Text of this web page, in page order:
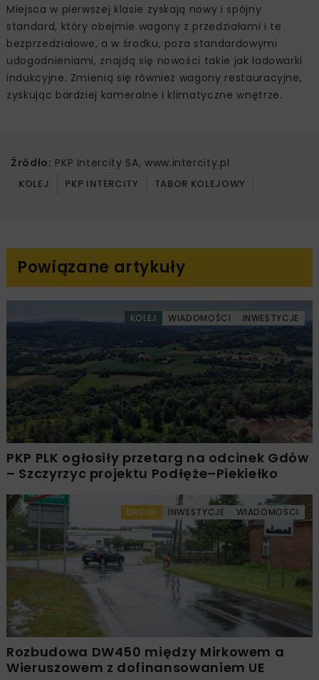
Miejsca w pierwszej klasie zyskają nowy i spójny
standard, który obejmie wagony z przedziałami i te
bezprzedziałowe, a w środku, poza standardowymi
udogodnieniami, znajdą się nowości takie jak ładowarki
indukcyjne. Zmienią się również wagony restauracyjne,
zyskując bardziej kameralne i klimatyczne wnętrze.
Źródło: PKP Intercity SA, www.intercity.pl
KOLEJ PKP INTERCITY TABOR KOLEJOWY
Powiązane artykuły
KOLEJ WIADOMOŚCI INWESTYCJE
PKP PLK ogłosiły przetarg na odcinek Gdów
– Szczyrzyc projektu Podłęże–Piekiełko
DROGI INWESTYCJE WIADOMOŚCI
Rozbudowa DW450 między Mirkowem a
Wieruszowem z dofinansowaniem UE